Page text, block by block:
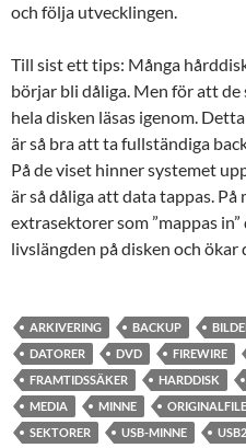
och följa utvecklingen.
Till sist ett tips: Många
börjar bli dåliga. Men för att
hela disken läsas igenom.
är så bra att ta fullständiga
På de viset hinner systemet
är så dåliga att data tappas.
extrasektorer som ”mappas
livslängden på disken och
ARKIVERING BACKUP
DATORER
DVD FIREWIRE
FRAMTIDSSÄKER
HARDDISK
MEDIA
MINNE
SEKTORER
USB-MINNE USB2